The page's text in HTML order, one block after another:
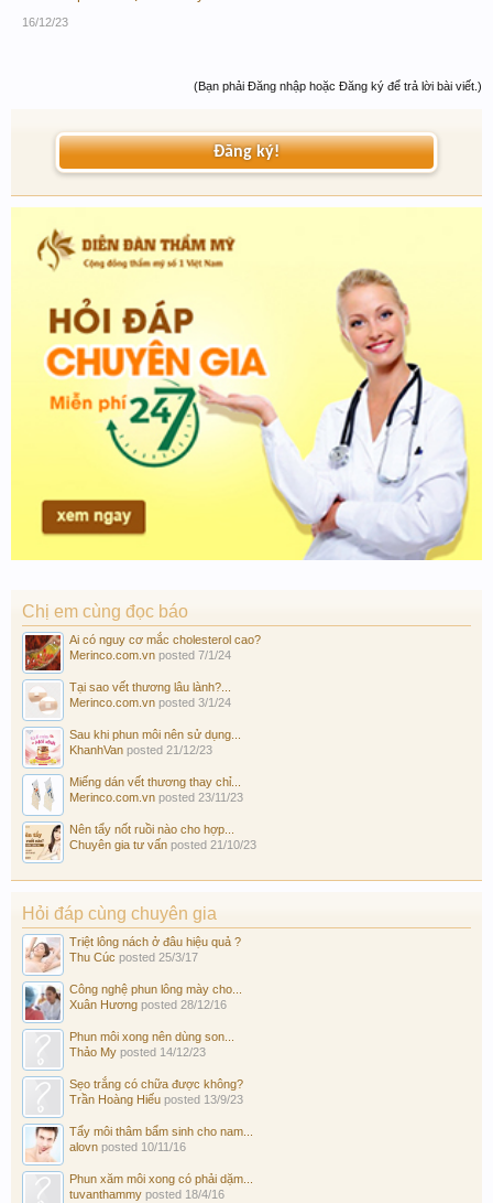
16/12/23
(Bạn phải Đăng nhập hoặc Đăng ký để trả lời bài viết.)
Đăng ký!
Chị em cùng đọc báo
Ai có nguy cơ mắc cholesterol cao?
Merinco.com.vn posted 7/1/24
Tại sao vết thương lâu lành?...
Merinco.com.vn posted 3/1/24
Sau khi phun môi nên sử dụng...
KhanhVan posted 21/12/23
Miếng dán vết thương thay chỉ...
Merinco.com.vn posted 23/11/23
Nên tẩy nốt ruồi nào cho hợp...
Chuyên gia tư vấn posted 21/10/23
Hỏi đáp cùng chuyên gia
Triệt lông nách ở đâu hiệu quả ?
Thu Cúc posted 25/3/17
Công nghệ phun lông mày cho...
Xuân Hương posted 28/12/16
Phun môi xong nên dùng son...
Thảo My posted 14/12/23
Sẹo trắng có chữa được không?
Trần Hoàng Hiếu posted 13/9/23
Tẩy môi thâm bẩm sinh cho nam...
alovn posted 10/11/16
Phun xăm môi xong có phải dặm...
tuvanthammy posted 18/4/16